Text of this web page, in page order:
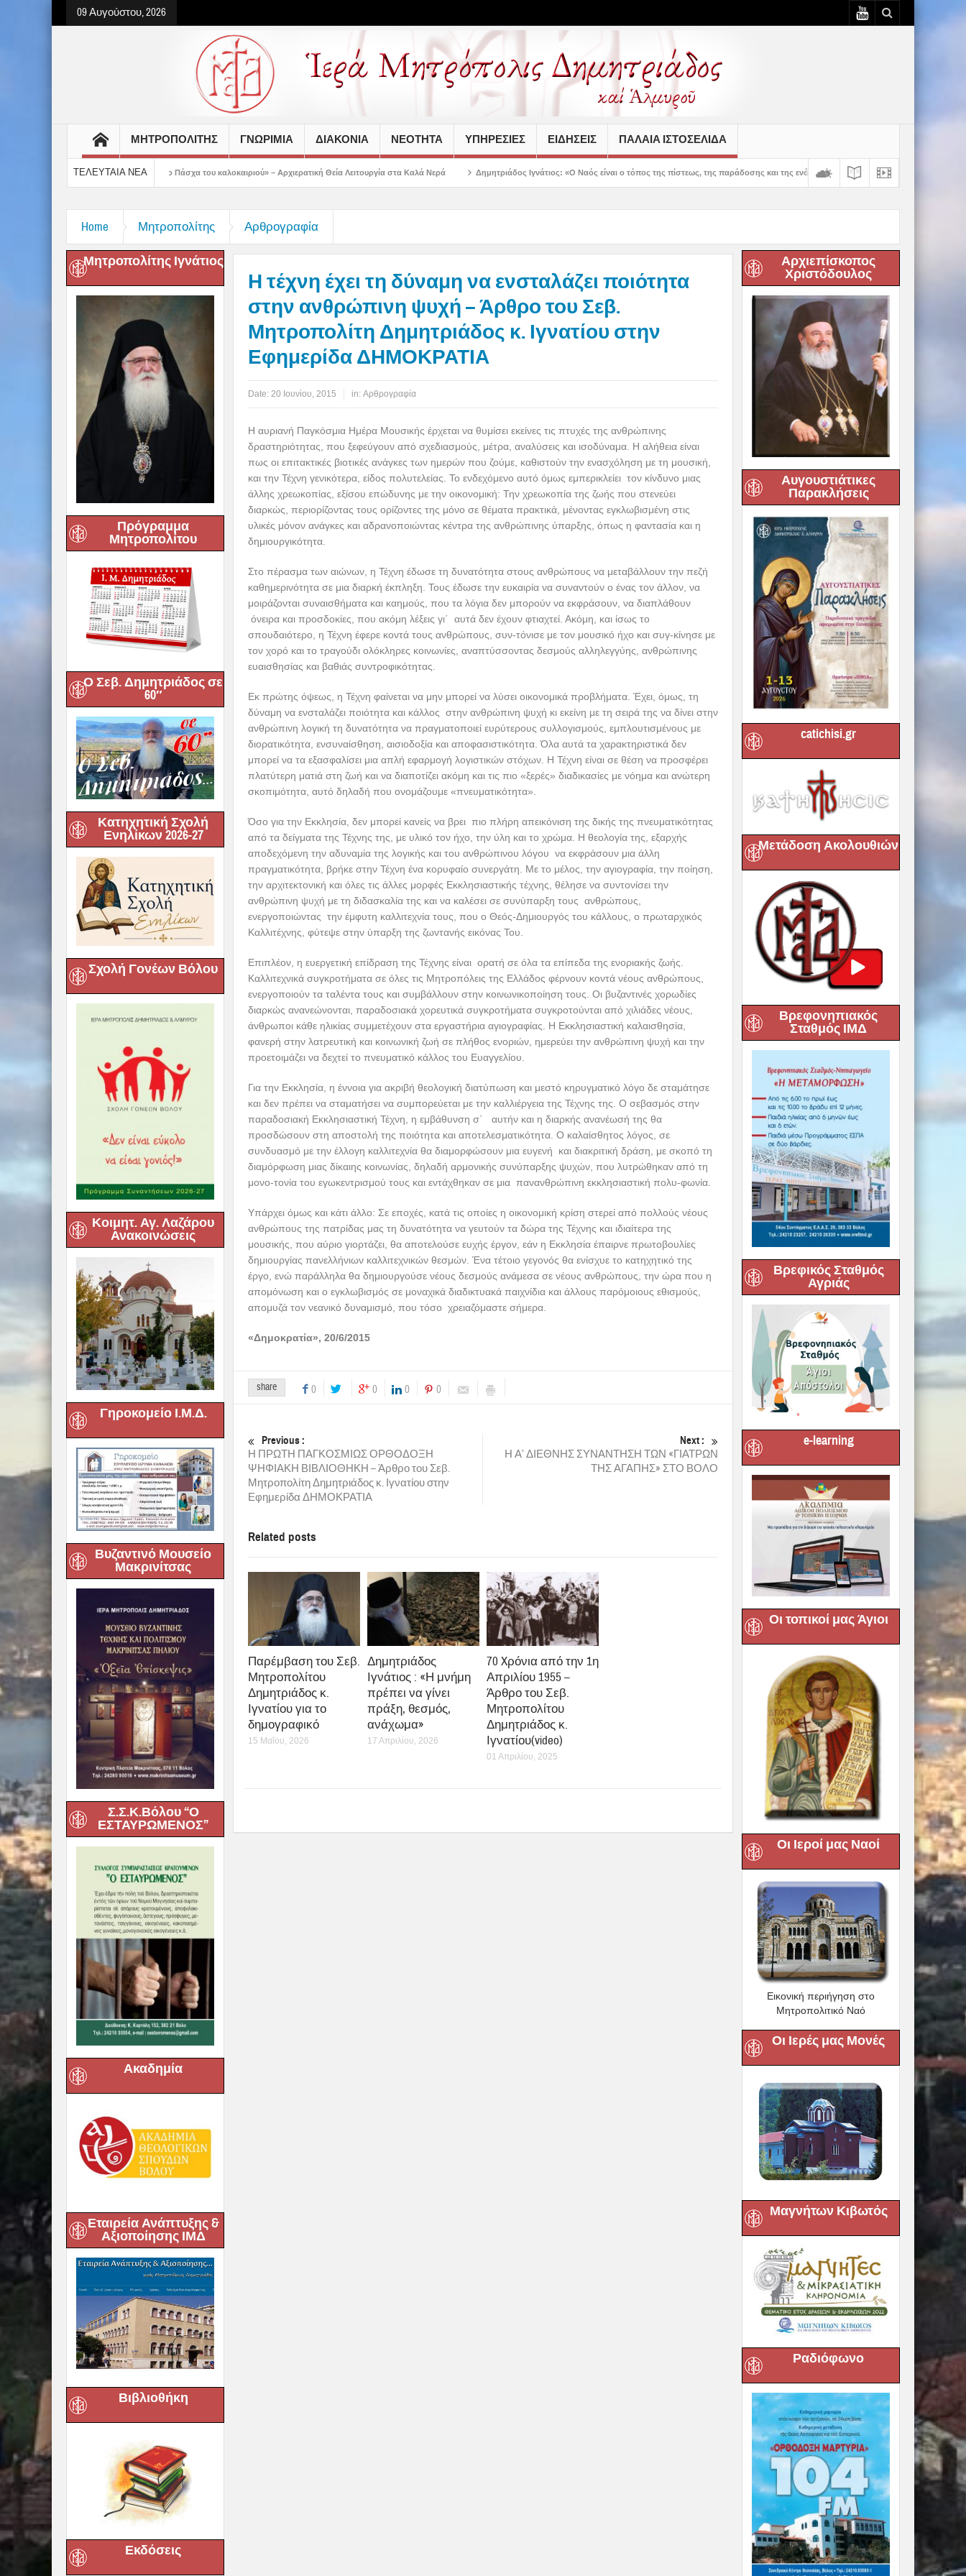
09 Αυγούστου, 2026
ΜΗΤΡΟΠΟΛΙΤΗΣ ΓΝΩΡΙΜΙΑ ΔΙΑΚΟΝΙΑ ΝΕΟΤΗΤΑ ΥΠΗΡΕΣΙΕΣ ΕΙΔΗΣΕΙΣ ΠΑΛΑΙΆ ΙΣΤΟΣΕΛΊΔΑ
ΤΕΛΕΥΤΑΙΑ ΝΕΑ
προετοιμασμένοι στο Πάσχα του καλοκαιριού» – Αρχιερατική Θεία Λειτουργία στα Καλά Νερά Δημητριάδος Ιγνάτιος: «Ο Ναός είναι ο τόπος της πίστεως, της παράδοσης και της ενότητας» – 100 χρόνια ζωής και προσφοράς του Ιερού Ναού
Home Μητροπολίτης Αρθρογραφία
Μητροπολίτης Ιγνάτιος
Πρόγραμμα
Μητροπολίτου
Ο Σεβ. Δημητριάδος σε
60″
Κατηχητική Σχολή
Ενηλίκων 2026-27
Σχολή Γονέων Βόλου
Κοιμητ. Αγ. Λαζάρου
Ανακοινώσεις
Γηροκομείο Ι.Μ.Δ.
Βυζαντινό Μουσείο
Μακρινίτσας
Σ.Σ.Κ.Βόλου “Ο
ΕΣΤΑΥΡΩΜΕΝΟΣ”
Ακαδημία
Εταιρεία Ανάπτυξης &
Αξιοποίησης ΙΜΔ
Βιβλιοθήκη
Εκδόσεις
Η τέχνη έχει τη δύναμη να ενσταλάζει ποιότητα
στην ανθρώπινη ψυχή – Άρθρο του Σεβ.
Μητροπολίτη Δημητριάδος κ. Ιγνατίου στην
Εφημερίδα ΔΗΜΟΚΡΑΤΙΑ
Date: 20 Ιουνίου, 2015 in: Αρθρογραφία
Η αυριανή Παγκόσμια Ημέρα Μουσικής έρχεται να θυμίσει εκείνες τις πτυχές της ανθρώπινης
δραστηριότητας, που ξεφεύγουν από σχεδιασμούς, μέτρα, αναλύσεις και ισοδύναμα. Η αλήθεια είναι
πως οι επιτακτικές βιοτικές ανάγκες των ημερών που ζούμε, καθιστούν την ενασχόληση με τη μουσική,
και την Τέχνη γενικότερα, είδος πολυτελείας. Το ενδεχόμενο αυτό όμως εμπερικλείει τον κίνδυνο μιας
άλλης χρεωκοπίας, εξίσου επώδυνης με την οικονομική: Την χρεωκοπία της ζωής που στενεύει
διαρκώς, περιορίζοντας τους ορίζοντες της μόνο σε θέματα πρακτικά, μένοντας εγκλωβισμένη στις
υλικές μόνον ανάγκες και αδρανοποιώντας κέντρα της ανθρώπινης ύπαρξης, όπως η φαντασία και η
δημιουργικότητα.
Στο πέρασμα των αιώνων, η Τέχνη έδωσε τη δυνατότητα στους ανθρώπους να μεταβάλλουν την πεζή
καθημερινότητα σε μια διαρκή έκπληξη. Τους έδωσε την ευκαιρία να συναντούν ο ένας τον άλλον, να
μοιράζονται συναισθήματα και καημούς, που τα λόγια δεν μπορούν να εκφράσουν, να διαπλάθουν
όνειρα και προσδοκίες, που ακόμη λέξεις γι΄ αυτά δεν έχουν φτιαχτεί. Ακόμη, και ίσως το
σπουδαιότερο, η Τέχνη έφερε κοντά τους ανθρώπους, συν-τόνισε με τον μουσικό ήχο και συγ-κίνησε με
τον χορό και το τραγούδι ολόκληρες κοινωνίες, αναπτύσσοντας δεσμούς αλληλεγγύης, ανθρώπινης
ευαισθησίας και βαθιάς συντροφικότητας.
Εκ πρώτης όψεως, η Τέχνη φαίνεται να μην μπορεί να λύσει οικονομικά προβλήματα. Έχει, όμως, τη
δύναμη να ενσταλάζει ποιότητα και κάλλος στην ανθρώπινη ψυχή κι εκείνη με τη σειρά της να δίνει στην
ανθρώπινη λογική τη δυνατότητα να πραγματοποιεί ευρύτερους συλλογισμούς, εμπλουτισμένους με
διορατικότητα, ενσυναίσθηση, αισιοδοξία και αποφασιστικότητα. Όλα αυτά τα χαρακτηριστικά δεν
μπορεί να τα εξασφαλίσει μια απλή εφαρμογή λογιστικών στόχων. Η Τέχνη είναι σε θέση να προσφέρει
πλατύτερη ματιά στη ζωή και να διαποτίζει ακόμη και τις πιο «ξερές» διαδικασίες με νόημα και ανώτερη
σκοπιμότητα, αυτό δηλαδή που ονομάζουμε «πνευματικότητα».
Όσο για την Εκκλησία, δεν μπορεί κανείς να βρει πιο πλήρη απεικόνιση της δικής της πνευματικότητας
από τα δείγματα της Τέχνης της, με υλικό τον ήχο, την ύλη και το χρώμα. Η θεολογία της, εξαρχής
αποδεχόμενη την αδυναμία της λογικής και του ανθρώπινου λόγου να εκφράσουν μια άλλη
πραγματικότητα, βρήκε στην Τέχνη ένα κορυφαίο συνεργάτη. Με το μέλος, την αγιογραφία, την ποίηση,
την αρχιτεκτονική και όλες τις άλλες μορφές Εκκλησιαστικής τέχνης, θέλησε να συντονίσει την
ανθρώπινη ψυχή με τη διδασκαλία της και να καλέσει σε συνύπαρξη τους ανθρώπους,
ενεργοποιώντας την έμφυτη καλλιτεχνία τους, που ο Θεός-Δημιουργός του κάλλους, ο πρωταρχικός
Καλλιτέχνης, φύτεψε στην ύπαρξη της ζωντανής εικόνας Του.
Επιπλέον, η ευεργετική επίδραση της Τέχνης είναι ορατή σε όλα τα επίπεδα της ενοριακής ζωής.
Καλλιτεχνικά συγκροτήματα σε όλες τις Μητροπόλεις της Ελλάδος φέρνουν κοντά νέους ανθρώπους,
ενεργοποιούν τα ταλέντα τους και συμβάλλουν στην κοινωνικοποίηση τους. Οι βυζαντινές χορωδίες
διαρκώς ανανεώνονται, παραδοσιακά χορευτικά συγκροτήματα συγκροτούνται από χιλιάδες νέους,
άνθρωποι κάθε ηλικίας συμμετέχουν στα εργαστήρια αγιογραφίας. Η Εκκλησιαστική καλαισθησία,
φανερή στην λατρευτική και κοινωνική ζωή σε πλήθος ενοριών, ημερεύει την ανθρώπινη ψυχή και την
προετοιμάζει να δεχτεί το πνευματικό κάλλος του Ευαγγελίου.
Για την Εκκλησία, η έννοια για ακριβή θεολογική διατύπωση και μεστό κηρυγματικό λόγο δε σταμάτησε
και δεν πρέπει να σταματήσει να συμπορεύεται με την καλλιέργεια της Τέχνης της. Ο σεβασμός στην
παραδοσιακή Εκκλησιαστική Τέχνη, η εμβάθυνση σ΄ αυτήν και η διαρκής ανανέωσή της θα
προσδώσουν στη αποστολή της ποιότητα και αποτελεσματικότητα. Ο καλαίσθητος λόγος, σε
συνδυασμό με την έλλογη καλλιτεχνία θα διαμορφώσουν μια ευγενή και διακριτική δράση, με σκοπό τη
διαμόρφωση μιας δίκαιης κοινωνίας, δηλαδή αρμονικής συνύπαρξης ψυχών, που λυτρώθηκαν από τη
μονο-τονία του εγωκεντρισμού τους και εντάχθηκαν σε μια πανανθρώπινη εκκλησιαστική πολυ-φωνία.
Υπάρχει όμως και κάτι άλλο: Σε εποχές, κατά τις οποίες η οικονομική κρίση στερεί από πολλούς νέους
ανθρώπους της πατρίδας μας τη δυνατότητα να γευτούν τα δώρα της Τέχνης και ιδιαίτερα της
μουσικής, που αύριο γιορτάζει, θα αποτελούσε ευχής έργον, εάν η Εκκλησία έπαιρνε πρωτοβουλίες
δημιουργίας πανελλήνιων καλλιτεχνικών θεσμών. Ένα τέτοιο γεγονός θα ενίσχυε το κατηχητικό της
έργο, ενώ παράλληλα θα δημιουργούσε νέους δεσμούς ανάμεσα σε νέους ανθρώπους, την ώρα που η
απομόνωση και ο εγκλωβισμός σε μοναχικά διαδικτυακά παιχνίδια και άλλους παρόμοιους εθισμούς,
απομυζά τον νεανικό δυναμισμό, που τόσο χρειαζόμαστε σήμερα.
«Δημοκρατία», 20/6/2015
share 0 0 0 0
Previous :
Η ΠΡΩΤΗ ΠΑΓΚΟΣΜΙΩΣ ΟΡΘΟΔΟΞΗ
ΨΗΦΙΑΚΗ ΒΙΒΛΙΟΘΗΚΗ – Άρθρο του Σεβ.
Μητροπολίτη Δημητριάδος κ. Ιγνατίου στην
Εφημερίδα ΔΗΜΟΚΡΑΤΙΑ
Next :
Η Α’ ΔΙΕΘΝΗΣ ΣΥΝΑΝΤΗΣΗ ΤΩΝ «ΓΙΑΤΡΩΝ
ΤΗΣ ΑΓΑΠΗΣ» ΣΤΟ ΒΟΛΟ
Related posts
Παρέμβαση του Σεβ.
Μητροπολίτου
Δημητριάδος κ.
Ιγνατίου για το
δημογραφικό
15 Μαΐου, 2026
Δημητριάδος
Ιγνάτιος : «Η μνήμη
πρέπει να γίνει
πράξη, θεσμός,
ανάχωμα»
17 Απριλίου, 2026
70 Xρόνια από την 1η
Απριλίου 1955 –
Άρθρο του Σεβ.
Μητροπολίτου
Δημητριάδος κ.
Ιγνατίου(video)
01 Απριλίου, 2025
Αρχιεπίσκοπος
Χριστόδουλος
Αυγουστιάτικες
Παρακλήσεις
catichisi.gr
Μετάδοση Ακολουθιών
Βρεφονηπιακός
Σταθμός ΙΜΔ
Βρεφικός Σταθμός
Αγριάς
e-learning
Οι τοπικοί μας Άγιοι
Οι Ιεροί μας Ναοί
Εικονική περιήγηση στο
Μητροπολιτικό Ναό
Οι Ιερές μας Μονές
Μαγνήτων Κιβωτός
Ραδιόφωνο